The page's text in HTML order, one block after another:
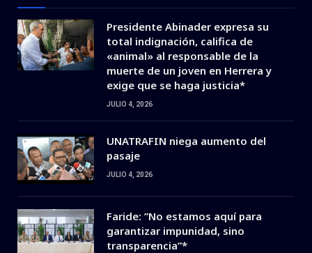
Presidente Abinader expresa su
total indignación, califica de
«animal» al responsable de la
muerte de un joven en Herrera y
exige que se haga justicia*
JULIO 4, 2026
UNATRAFIN niega aumento del
pasaje
JULIO 4, 2026
Faride: ”No estamos aquí para
garantizar impunidad, sino
transparencia”*